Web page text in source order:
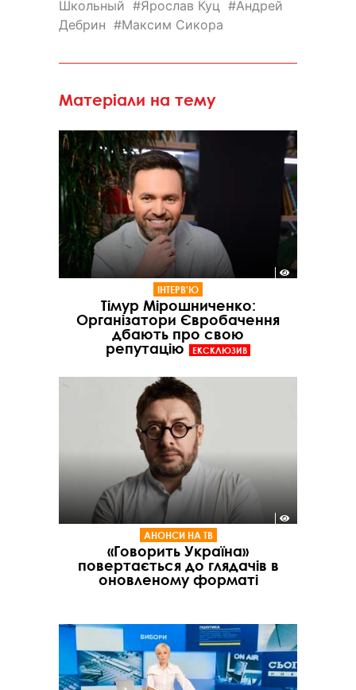
Школьный Ярослав Куц
Андрей
Дебрин
Максим Сикора
Матеріали на тему
ІНТЕРВ'Ю
Тімур Мірошниченко:
Організатори Євробачення
дбають про свою
репутацію
ЕКСКЛЮЗИВ
АНОНСИ НА ТВ
«Говорить Україна»
повертається до глядачів в
оновленому форматі